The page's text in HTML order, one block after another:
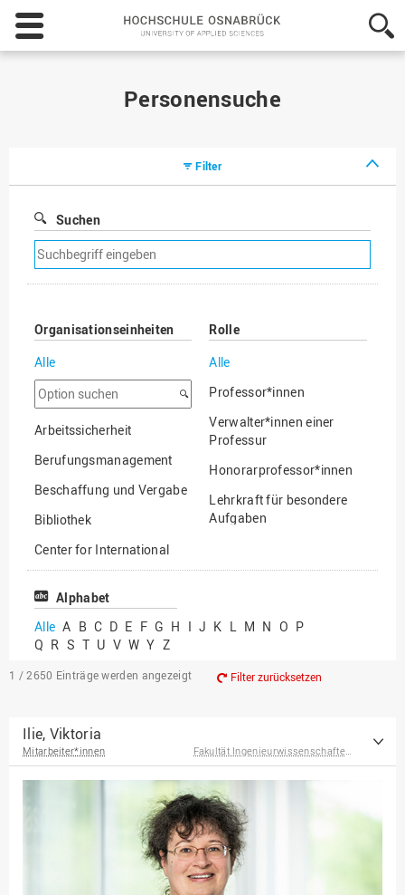
Hochschule
Osnabrück
-
Personensuche
Filter
Suchen
Suchfilter
entfernen
Organisationseinheiten
Alle
Option
suchen
Arbeitssicherheit
Berufungsmanagement
Beschaffung und Vergabe
Bibliothek
Center for International
Mobility
Center for International
Chancengerechtigkeit
eLearning Competence
EU-Büro
Fakultät
Agrarwissenschaften und
Ingenieurwissenschaften
Fakultät Management,
Rolle
Alle
Professor*innen
Verwalter*innen einer
Professur
Honorarprofessor*innen
Lehrkraft für besondere
Aufgaben
Professor*innen im
Alphabet
Alle A B C D E F G H I J K L M N O P
Q R S T U V W Y Z
1 / 2650 Einträge werden angezeigt Filter zurücksetzen
Ilie, Viktoria
Mitarbeiter*innen Fakultät Ingenieurwissenschaften und Informatik